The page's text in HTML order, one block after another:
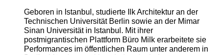
Geboren in Istanbul, studierte Ilk Architektur an der
Technischen Universität Berlin sowie an der Mimar
Sinan Universität in Istanbul. Mit ihrer
postmigrantischen Plattform Büro Milk erarbeitete sie
Performances im öffentlichen Raum unter anderem in